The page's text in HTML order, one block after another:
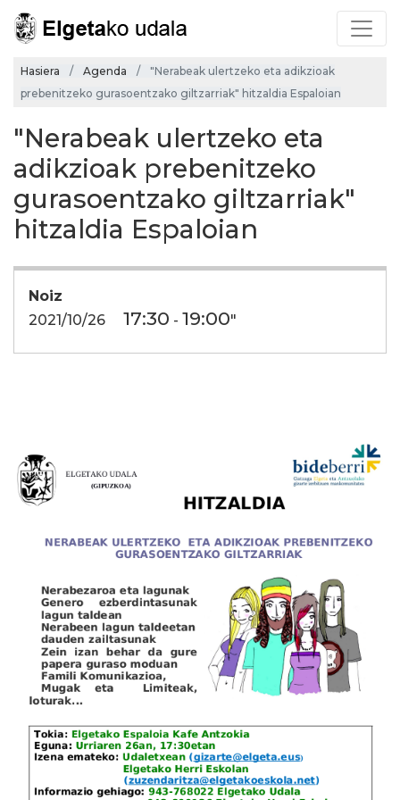
Hasiera Agenda
"Nerabeak ulertzeko eta adikzioak
prebenitzeko gurasoentzako giltzarriak" hitzaldia Espaloian
"Nerabeak ulertzeko eta
adikzioak prebenitzeko
gurasoentzako giltzarriak"
hitzaldia Espaloian
Noiz
2021/10/26
17:30 - 19:00"